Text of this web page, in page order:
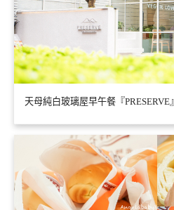
天母純白玻璃屋早午餐『PRESERVE